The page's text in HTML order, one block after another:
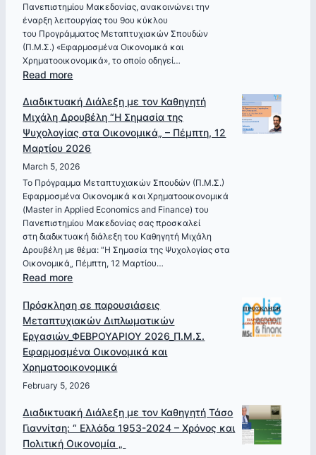
Πανεπιστημίου Μακεδονίας, ανακοινώνει την
έναρξη λειτουργίας του 9ου κύκλου
του Προγράμματος Μεταπτυχιακών Σπουδών
(Π.Μ.Σ.) «Εφαρμοσμένα Οικονομικά και
Χρηματοοικονομικά», το οποίο οδηγεί…
Read more:
Υποβολής
Αιτήσεων
για
εισαγωγή
στο
Π.Μ.Σ.
Εφαρμοσμένα
Οικονομικά
και
Χρηματοοικονομικά
για
το
Έτος
2026-
2027
Διαδικτυακή Διάλεξη με τον Καθηγητή
Μιχάλη Δρουβέλη “Η Σημασία της
Ψυχολογίας στα Οικονομικά„ – Πέμπτη, 12
Μαρτίου 2026
March 5, 2026
Το Πρόγραμμα Μεταπτυχιακών Σπουδών (Π.Μ.Σ.)
Εφαρμοσμένα Οικονομικά και Χρηματοοικονομικά
(Master in Applied Economics and Finance) του
Πανεπιστημίου Μακεδονίας σας προσκαλεί
στη διαδικτυακή διάλεξη του Καθηγητή Μιχάλη
Δρουβέλη με θέμα: “Η Σημασία της Ψυχολογίας στα
Οικονομικά„ Πέμπτη, 12 Μαρτίου…
Read more:
Διάλεξη
με
τον
Καθηγητή
Μιχάλη
Δρουβέλη
Σημασία
της
Ψυχολογίας
Πρόσκληση σε παρουσιάσεις
Μεταπτυχιακών Διπλωματικών
Εργασιών_ΦΕΒΡΟΥΑΡΙΟΥ 2026_Π.Μ.Σ.
Εφαρμοσμένα Οικονομικά και
Χρηματοοικονομικά
February 5, 2026
Διαδικτυακή Διάλεξη με τον Καθηγητή Τάσο
Γιαννίτση: “ Ελλάδα 1953-2024 – Χρόνος και
Πολιτική Οικονομία „